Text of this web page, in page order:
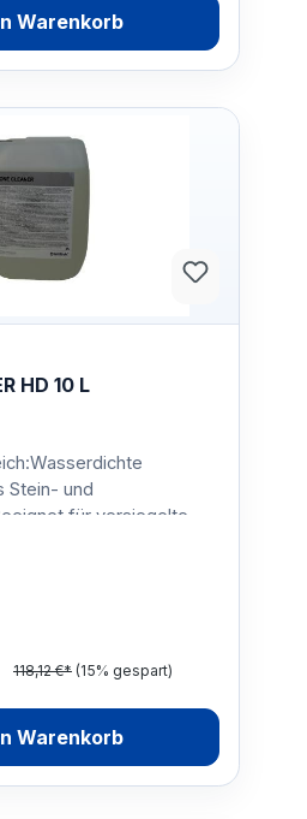
Warenkorb
HD 10 L
Stein- und
für versiegelte
118,12 €* (15% gespart)
Warenkorb